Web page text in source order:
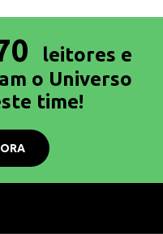
leitores e
o Universo
time!